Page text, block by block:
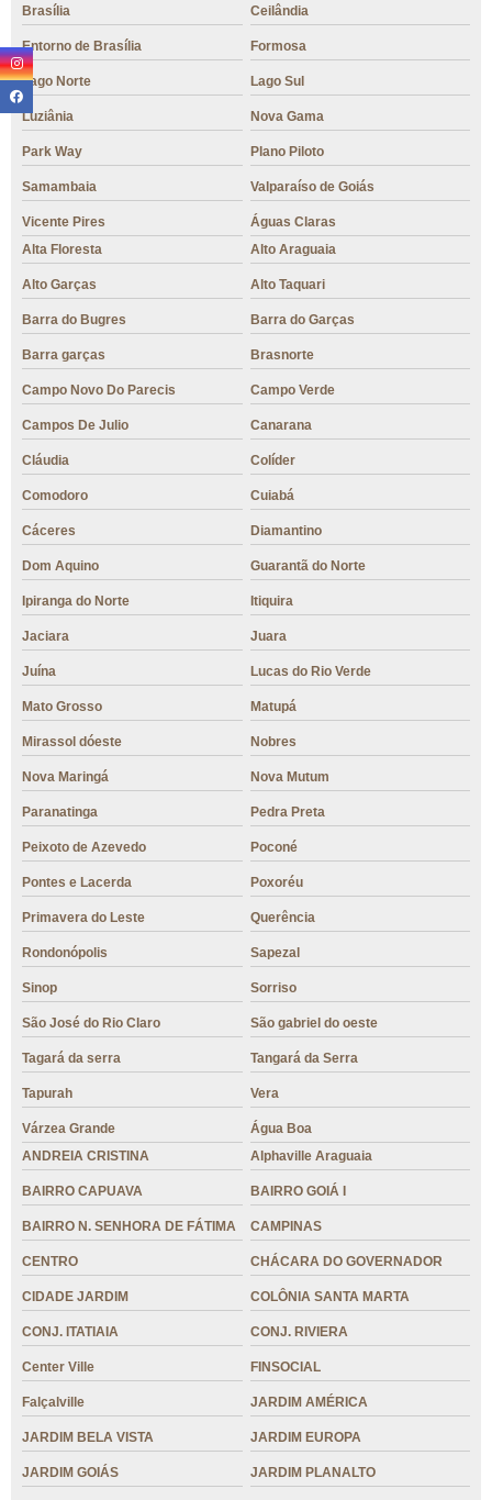
Brasília Ceilândia
Entorno de Brasília Formosa
Lago Norte Lago Sul
Luziânia Nova Gama
Park Way Plano Piloto
Samambaia Valparaíso de Goiás
Vicente Pires
Águas Claras
Alta Floresta
Alto Araguaia
Alto Garças Alto Taquari
Barra do Bugres Barra do Garças
Barra garças Brasnorte
Campo Novo Do Parecis Campo Verde
Campos De Julio Canarana
Cláudia Colíder
Comodoro Cuiabá
Cáceres Diamantino
Dom Aquino Guarantã do Norte
Ipiranga do Norte Itiquira
Jaciara Juara
Juína Lucas do Rio Verde
Mato Grosso Matupá
Mirassol dóeste Nobres
Nova Maringá Nova Mutum
Paranatinga Pedra Preta
Peixoto de Azevedo Poconé
Pontes e Lacerda Poxoréu
Primavera do Leste Querência
Rondonópolis Sapezal
Sinop Sorriso
São José do Rio Claro São gabriel do oeste
Tagará da serra Tangará da Serra
Tapurah Vera
Várzea Grande
Água Boa
ANDREIA CRISTINA
Alphaville Araguaia
BAIRRO CAPUAVA BAIRRO GOIÁ I
BAIRRO N. SENHORA DE FÁTIMA CAMPINAS
CENTRO CHÁCARA DO GOVERNADOR
CIDADE JARDIM COLÔNIA SANTA MARTA
CONJ. ITATIAIA CONJ. RIVIERA
Center Ville FINSOCIAL
Falçalville JARDIM AMÉRICA
JARDIM BELA VISTA JARDIM EUROPA
JARDIM GOIÁS JARDIM PLANALTO